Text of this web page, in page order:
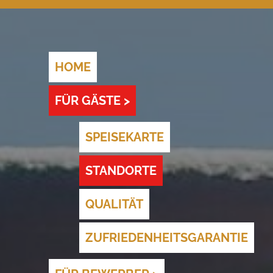
HOME
FÜR GÄSTE >
SPEISEKARTE
STANDORTE
QUALITÄT
ZUFRIEDENHEITSGARANTIE